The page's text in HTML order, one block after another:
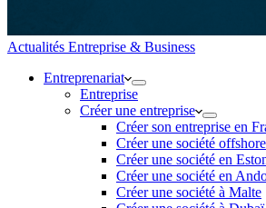
Actualités Entreprise & Business
Entreprenariat
Entreprise
Créer une entreprise
Créer son entreprise en
Créer une société offshore
Créer une société en
Créer une société en
Créer une société à Malte